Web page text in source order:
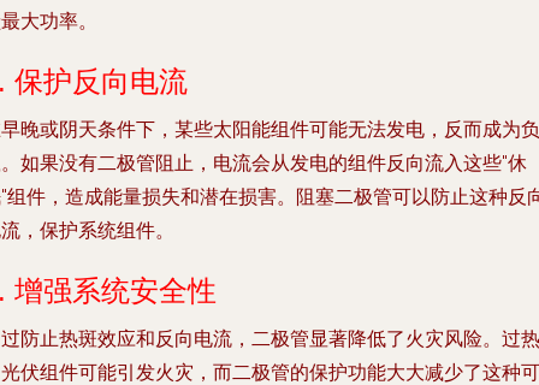
大功率。
保护反向电流
晚或阴天条件下，某些太阳能组件可能无法发电，反而成为负
如果没有二极管阻止，电流会从发电的组件反向流入这些"休
组件，造成能量损失和潜在损害。阻塞二极管可以防止这种反
，保护系统组件。
增强系统安全性
防止热斑效应和反向电流，二极管显著降低了火灾风险。过热
伏组件可能引发火灾，而二极管的保护功能大大减少了这种可